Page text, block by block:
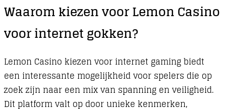
Waarom kiezen voor Lemon Casino
voor internet gokken?
Lemon Casino kiezen voor internet gaming biedt
een interessante mogelijkheid voor spelers die op
zoek zijn naar een mix van spanning en veiligheid.
Dit platform valt op door unieke kenmerken,